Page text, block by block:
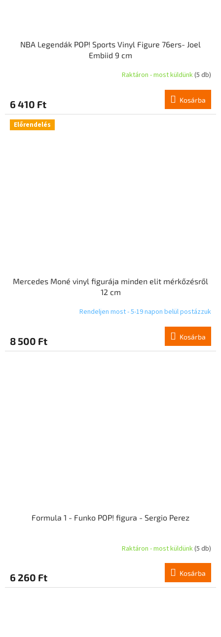
NBA Legendák POP! Sports Vinyl Figure 76ers- Joel
Embiid 9 cm
Raktáron - most küldünk(5 db)
6 410 Ft Kosárba
Előrendelés
Mercedes Moné vinyl figurája minden elit mérkőzésről
12 cm
Rendeljen most - 5-19 napon belül postázzuk
8 500 Ft Kosárba
Formula 1 - Funko POP! figura - Sergio Perez
Raktáron - most küldünk(5 db)
6 260 Ft Kosárba